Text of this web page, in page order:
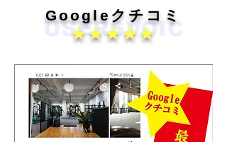
USERSVOIC
Googleクチコミ
★★★★★